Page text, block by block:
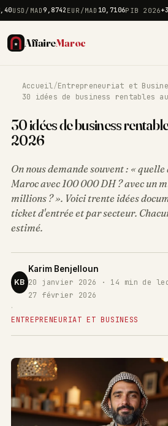
USD/MAD 9,8742EUR/MAD10,7106PIB 2026 +3,5%
AffaireMaroc
Accueil/Entrepreneuriat et
30 idées de business rentables au
30 idées de business
2026
On nous demande souvent : «
Maroc avec 100 000 DH ? avec un
millions ? ». Voici trente idées
ticket d'entrée et par secteur.
estimé.
KB
Karim Benjelloun
20 janvier 2026 · 14 min de
27 février 2026
·
ENTREPRENEURIAT ET BUSINESS